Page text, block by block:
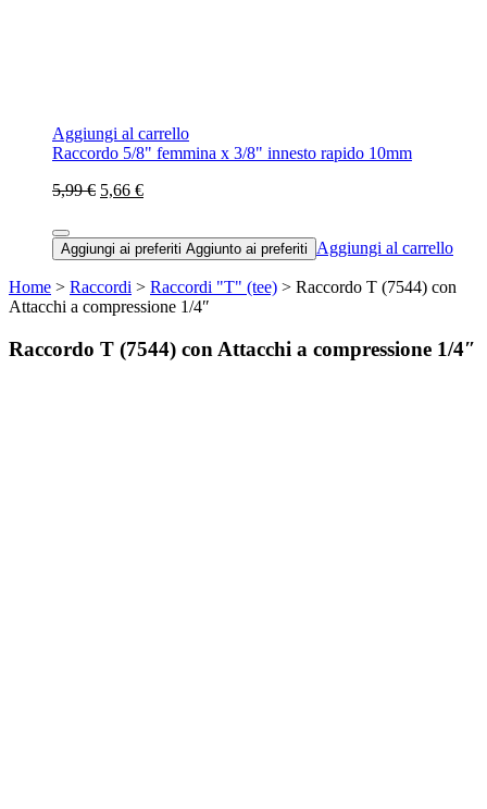
Aggiungi al carrello
Raccordo 5/8" femmina x 3/8" innesto rapido 10mm
5,99 € 5,66 €
Aggiungi ai preferiti Aggiunto ai preferiti Aggiungi al carrello
Home > Raccordi > Raccordi "T" (tee) > Raccordo T (7544) con
Attacchi a compressione 1/4″
Raccordo T (7544) con Attacchi a compressione 1/4″